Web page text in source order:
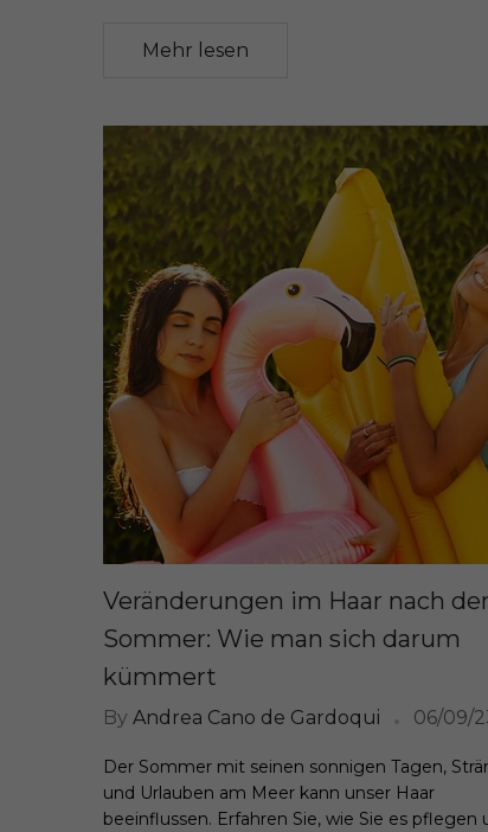
Mehr lesen
Veränderungen im Haar nach
Sommer: Wie man sich darum
kümmert
By Andrea Cano de Gardoqui 06/09/
Der Sommer mit seinen sonnigen Tagen,
und Urlauben am Meer kann unser Haar
beeinflussen. Erfahren Sie, wie Sie es pflegen